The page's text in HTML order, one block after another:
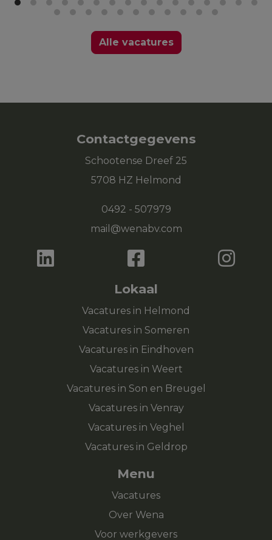
Alle vacatures
Contactgegevens
Schootense Dreef 25
5708 HZ Helmond
0492 - 507979
mail@wenabv.com
Lokaal
Vacatures in Helmond
Vacatures in Someren
Vacatures in Eindhoven
Vacatures in Weert
Vacatures in Son en Breugel
Vacatures in Venray
Vacatures in Veghel
Vacatures in Geldrop
Menu
Vacatures
Over Wena
Voor werkgevers